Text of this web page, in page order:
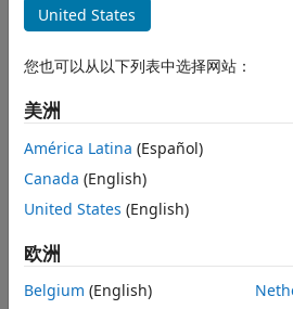
United States
您也可以从以下列表中选择网站：
美洲
América Latina (Español)
Canada (English)
United States (English)
欧洲
Belgium (English)